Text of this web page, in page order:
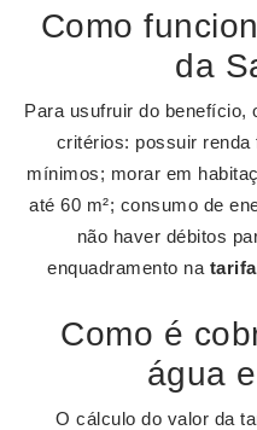
Como
da
Para usufruir do benefício,
critérios: possuir
mínimos; morar em
até 60 m²; consumo de
não haver débitos
enquadramento na
Como é
água
O cálculo do valor da